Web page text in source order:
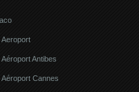
Aeroport
Antibes
Aéroport Cannes